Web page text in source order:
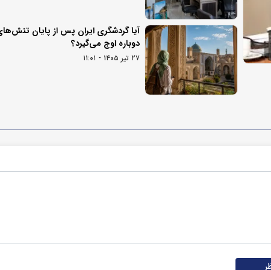
آیا گردشگری ایران پس از پایان
دوباره اوج می‌گیرد؟
۲۷ تیر ۱۴۰۵ - ۱۱:۰۱